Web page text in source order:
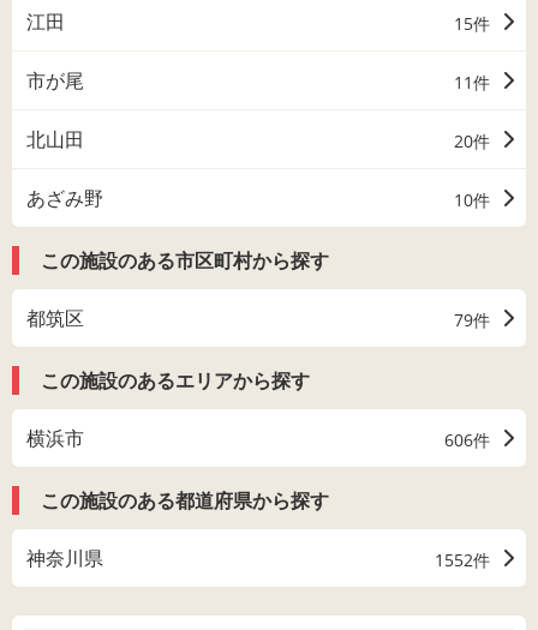
江田 15件
市が尾 11件
北山田 20件
あざみ野 10件
この施設のある市区町村から探す
都筑区 79件
この施設のあるエリアから探す
横浜市 606件
この施設のある都道府県から探す
神奈川県 1552件